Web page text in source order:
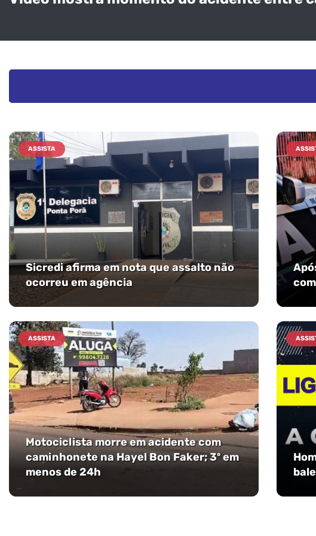
ASSISTA
Sicredi afirma em nota que assalto não
ocorreu em agência
ASSISTA
Motociclista morre em acidente com
caminhonete na Hayel Bon Faker; 3º em
menos de 24h